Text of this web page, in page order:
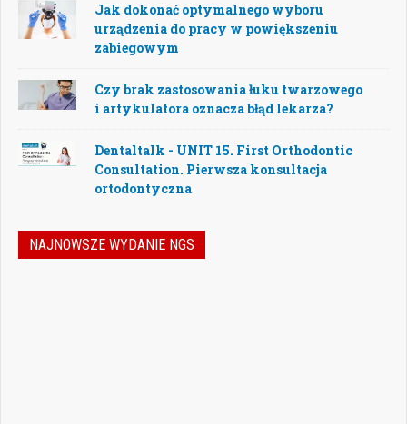
Jak dokonać optymalnego wyboru
urządzenia do pracy w powiększeniu
zabiegowym
Czy brak zastosowania łuku twarzowego
i artykulatora oznacza błąd lekarza?
Dentaltalk - UNIT 15. First Orthodontic
Consultation. Pierwsza konsultacja
ortodontyczna
NAJNOWSZE WYDANIE NGS